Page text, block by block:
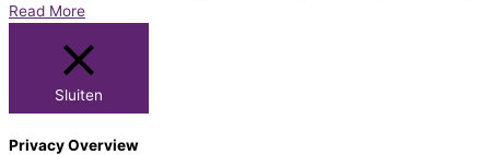
Read More
Sluiten
Privacy Overview